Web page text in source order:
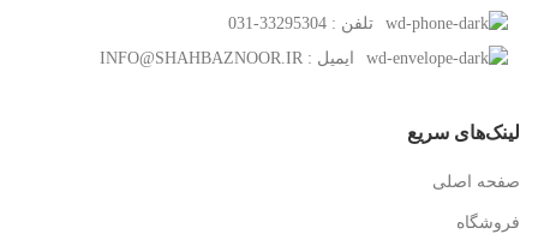
تلفن : 33295304-031
ایمیل : INFO@SHAHBAZNOOR.IR
لینک‌های سریع
صفحه اصلی
فروشگاه